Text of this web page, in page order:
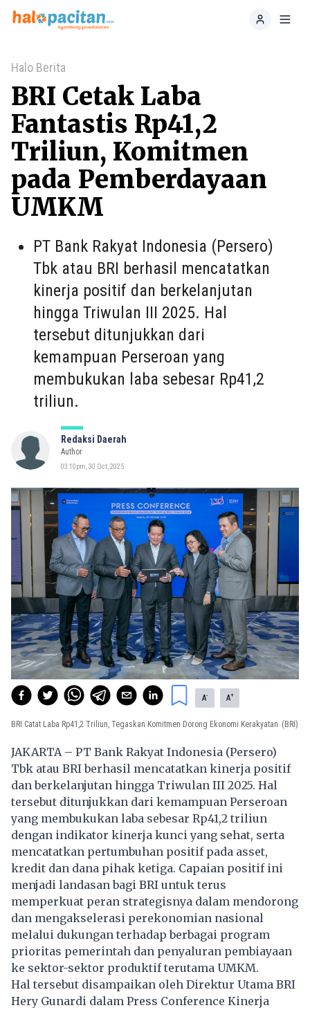
Home
Halo Berita
BRI Cetak Laba
Fantastis Rp41,2
Triliun, Komitmen
pada Pemberdayaan
UMKM
PT Bank Rakyat Indonesia (Persero)
Tbk atau BRI berhasil mencatatkan
kinerja positif dan berkelanjutan
hingga Triwulan III 2025. Hal
tersebut ditunjukkan dari
kemampuan Perseroan yang
membukukan laba sebesar Rp41,2
triliun.
Redaksi Daerah
Author
03:10pm, 30 Oct, 2025
A- A+
BRI Catat Laba Rp41,2 Triliun, Tegaskan Komitmen Dorong Ekonomi Kerakyatan (BRI)
JAKARTA – PT Bank Rakyat Indonesia (Persero)
Tbk atau BRI berhasil mencatatkan kinerja positif
dan berkelanjutan hingga Triwulan III 2025. Hal
tersebut ditunjukkan dari kemampuan Perseroan
yang membukukan laba sebesar Rp41,2 triliun
dengan indikator kinerja kunci yang sehat, serta
mencatatkan pertumbuhan positif pada asset,
kredit dan dana pihak ketiga. Capaian positif ini
menjadi landasan bagi BRI untuk terus
memperkuat peran strategisnya dalam mendorong
dan mengakselerasi perekonomian nasional
melalui dukungan terhadap berbagai program
prioritas pemerintah dan penyaluran pembiayaan
ke sektor-sektor produktif terutama UMKM.
Hal tersebut disampaikan oleh Direktur Utama BRI
Hery Gunardi dalam Press Conference Kinerja